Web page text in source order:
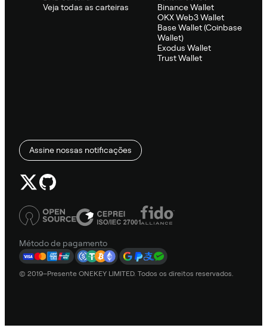
Veja todas as carteiras
Binance Wallet
OKX Web3 Wallet
Base Wallet (Coinbase
Wallet)
Exodus Wallet
Trust Wallet
Assine nossas notificações
Método de pagamento
© 2019–Presente ONEKEY LIMITED. Todos os direitos reservados.